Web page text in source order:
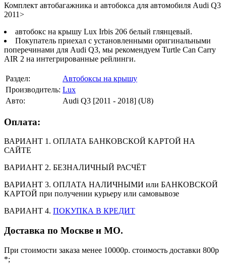
Комплект автобагажника и автобокса для автомобиля Audi Q3
2011>
автобокс на крышу Lux Irbis 206 белый глянцевый.
Покупатель приехал с установленными оригинальными
поперечинами для Audi Q3, мы рекомендуем Turtle Can Carry
AIR 2 на интегрированные рейлинги.
Раздел:
Автобоксы на крышу
Производитель: Lux
Авто:
Audi Q3 [2011 - 2018] (U8)
Оплата:
ВАРИАНТ 1. ОПЛАТА БАНКОВСКОЙ КАРТОЙ НА
САЙТЕ
ВАРИАНТ 2. БЕЗНАЛИЧНЫЙ РАСЧЁТ
ВАРИАНТ 3. ОПЛАТА НАЛИЧНЫМИ или БАНКОВСКОЙ
КАРТОЙ при получении курьеру или самовывозе
ВАРИАНТ 4. ПОКУПКА В КРЕДИТ
Доставка по Москве и МО.
При стоимости заказа менее 10000р. стоимость доставки 800р
*;